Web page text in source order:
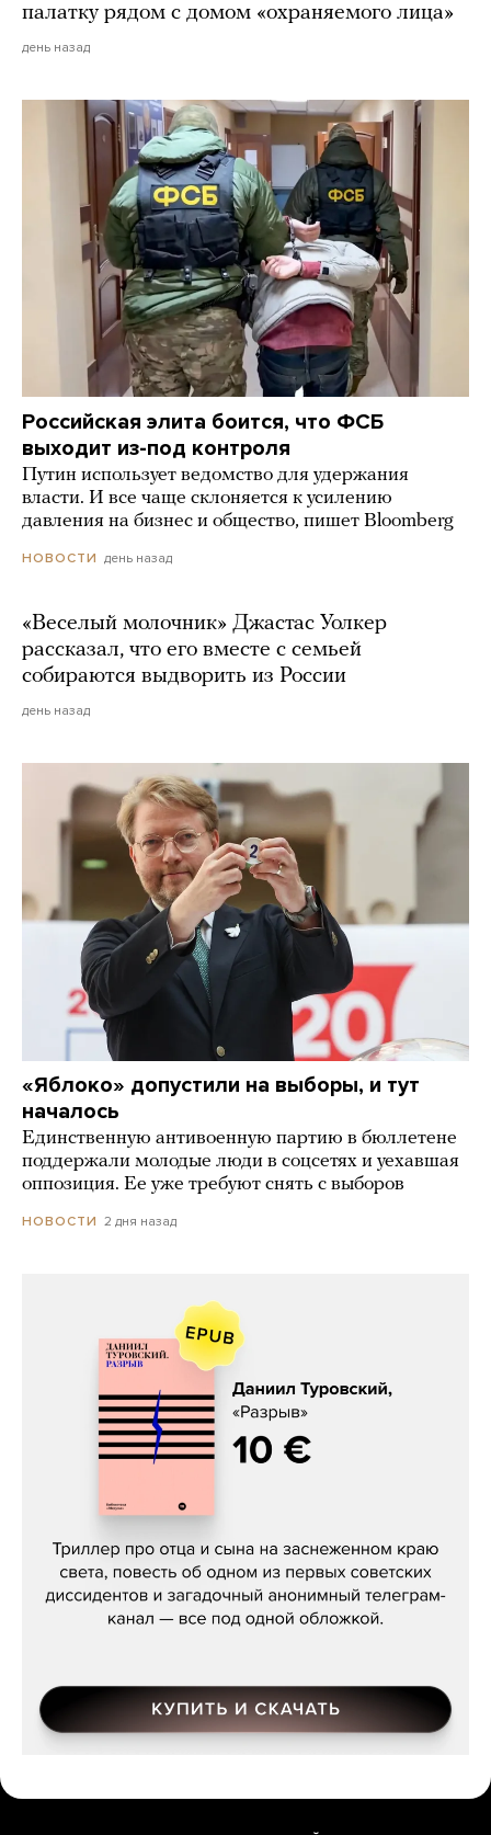
палатку рядом с домом «охраняемого лица»
день назад
Российская элита боится, что ФСБ
выходит из-под контроля
Путин использует ведомство для удержания
власти. И все чаще склоняется к усилению
давления на бизнес и общество, пишет Bloomberg
НОВОСТИ день назад
«Веселый молочник» Джастас Уолкер
рассказал, что его вместе с семьей
собираются выдворить из России
день назад
«Яблоко» допустили на выборы, и тут
началось
Единственную антивоенную партию в бюллетене
поддержали молодые люди в соцсетях и уехавшая
оппозиция. Ее уже требуют снять с выборов
НОВОСТИ 2 дня назад
Даниил Туровский, «Разрыв»